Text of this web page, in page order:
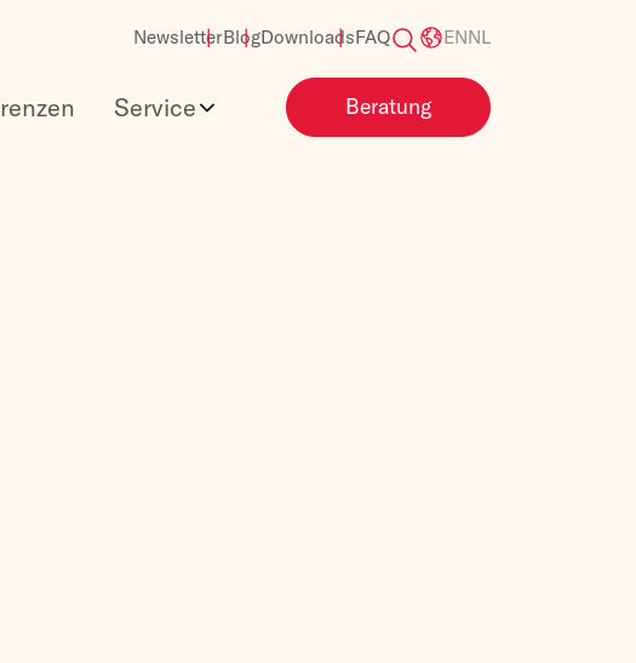
NewsletterBlogDownloadsFAQ ENNL
Service Beratung